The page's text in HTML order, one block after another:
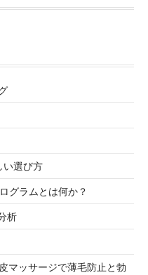
い選び方
グラムとは何か？
析
マッサージで薄毛防止と勃